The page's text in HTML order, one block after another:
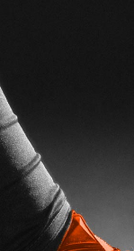
Handballforum
0 votes
309